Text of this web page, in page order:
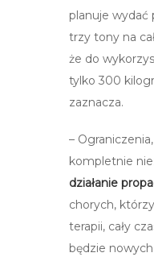
planuje wydać
trzy tony na
że do
tylko 300
zaznacza.
–
kompletnie
działanie
chorych,
terapii, cały
będzie